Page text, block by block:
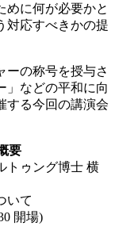
めに何が必要かと
対応すべきかの提
ーの称号を授与さ
」などの平和に向
する今回の講演会
要
トゥング博士 横
いて
開場)